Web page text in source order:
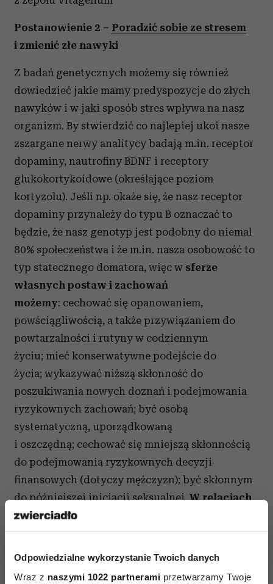
Odpowiedzialne wykorzystanie Twoich danych
Wraz z naszymi 1022 partnerami przetwarzamy Twoje
Postanowienie 2 – Poradzić sobie ze stresem
i zmienić złe nawyki
Z badań genetycznych możemy się również
dowiedzieć jakie mamy predyspozycje do złych
nawyków i w jaki sposób stres wpływa na nasz
organizm. By stwierdzić co najlepiej ukoi nasze
zszargane nerwy analitycy badają m.in. receptor
dopaminy, nautrofiny BDNF i receptory
glukokortykoidowe (określające poziom
kortyzolu). Jeśli np. okaże się, że nasz receptor
dopaminy przynależy do typu B oznaczać to
będzie, że nasz genotyp jest podobny do niemal
80% społeczeństwa i że m.in. nasza osobowość to
typ statecznego domatora, więc w sferze
własnych postaw i zachowań
możemy: cechować się opanowaniem,
powściągliwością, a także przywiązaniem do
powtarzalności i rutyny w codziennym
życiu; mieć konserwatywne podejście do
życia; wykazywać niższą skłonność do
poszukiwania nowych doznań i podejmowania
ryzykownych zachowań; być osobą
systematyczną, uporządkowaną
i oszczędną; cechować się mniejszą skłonnością
do podejmowania ryzykownych decyzji
finansowych (dotyczy mężczyzn); być skłonnym
do późniejszej inicjacji seksualnej.W relacjach
społecznych możemy:
prospołeczną i altruistyczną; być postrzeganym